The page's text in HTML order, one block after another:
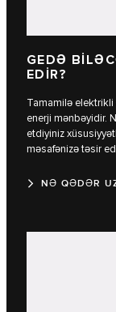
GEDƏ
EDİR?
Tamamilə
enerji mənbəyidir.
etdiyiniz
məsafənizə təsir
NƏ QƏDƏR